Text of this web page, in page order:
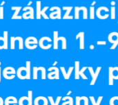
vašim potřebám a
ceny a
nabídku.
osobního odběru v